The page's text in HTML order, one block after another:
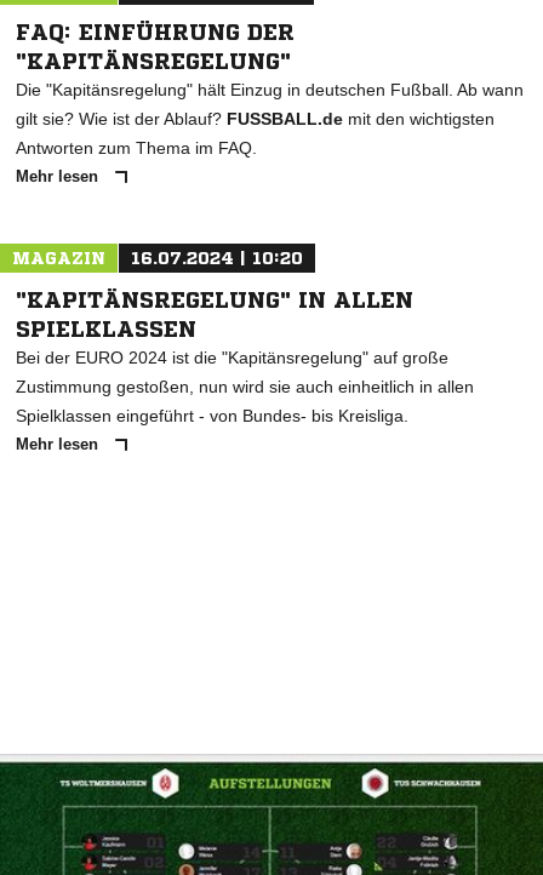
FAQ: EINFÜHRUNG DER
"KAPITÄNSREGELUNG"
Die "Kapitänsregelung" hält Einzug in deutschen Fußball. Ab wann
gilt sie? Wie ist der Ablauf? FUSSBALL.de mit den wichtigsten
Antworten zum Thema im FAQ.
Mehr lesen
MAGAZIN 16.07.2024 | 10:20
"KAPITÄNSREGELUNG" IN ALLEN
SPIELKLASSEN
Bei der EURO 2024 ist die "Kapitänsregelung" auf große
Zustimmung gestoßen, nun wird sie auch einheitlich in allen
Spielklassen eingeführt - von Bundes- bis Kreisliga.
Mehr lesen